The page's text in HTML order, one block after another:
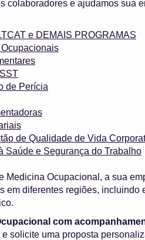
colaboradores e ajudamos sua
e DEMAIS PROGRAMAS
de Perícia
de Qualidade de Vida
Saúde e Segurança do Trabalho
Medicina Ocupacional, a sua
em diferentes regiões,
com
solicite uma proposta